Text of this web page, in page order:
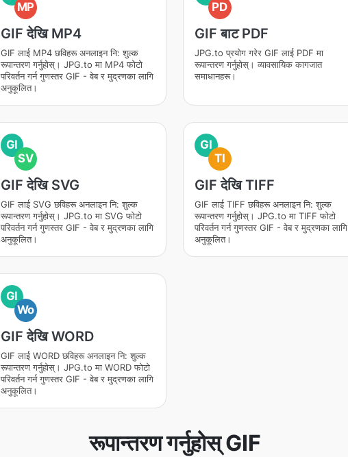
MP
GIF देखि MP4
GIF लाई MP4 छविहरू अनलाइन नि: शुल्क
रूपान्तरण गर्नुहोस्। JPG.to मा MP4 फोटो
परिवर्तन गर्न गुणस्तर GIF - वेब र मुद्रणका लागि
अनुकूलित।
PD
GIF बाट PDF
JPG.to प्रयोग गरेर GIF लाई PDF मा
रूपान्तरण गर्नुहोस्। व्यावसायिक कागजात
समाधानहरू।
GI
SV
GIF देखि SVG
GIF लाई SVG छविहरू अनलाइन नि: शुल्क
रूपान्तरण गर्नुहोस्। JPG.to मा SVG फोटो
परिवर्तन गर्न गुणस्तर GIF - वेब र मुद्रणका लागि
अनुकूलित।
GI
TI
GIF देखि TIFF
GIF लाई TIFF छविहरू अनलाइन नि: शुल्क
रूपान्तरण गर्नुहोस्। JPG.to मा TIFF फोटो
परिवर्तन गर्न गुणस्तर GIF - वेब र मुद्रणका लागि
अनुकूलित।
GI
Wo
GIF देखि WORD
GIF लाई WORD छविहरू अनलाइन नि: शुल्क
रूपान्तरण गर्नुहोस्। JPG.to मा WORD फोटो
परिवर्तन गर्न गुणस्तर GIF - वेब र मुद्रणका लागि
अनुकूलित।
रूपान्तरण गर्नुहोस् GIF